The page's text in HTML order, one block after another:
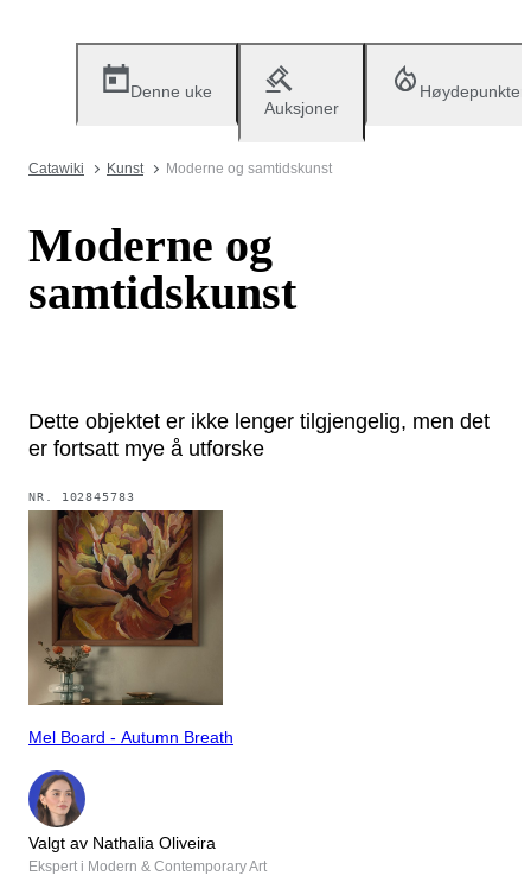
Denne uke
Auksjoner
Høydepunkter
Catawiki Kunst Moderne og samtidskunst
Moderne og
samtidskunst
Dette objektet er ikke lenger tilgjengelig, men det
er fortsatt mye å utforske
NR. 102845783
Mel Board - Autumn Breath
Valgt av Nathalia Oliveira
Ekspert i Modern & Contemporary Art